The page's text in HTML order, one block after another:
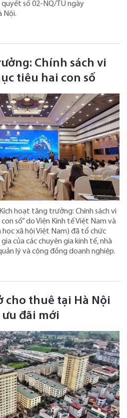
quyết số 02-NQ/TU ngày
Nội.
Chính sách vi
tiêu hai con số
hoạt tăng trưởng: Chính sách vi
số” do Viện Kinh tế Việt Nam và
học xã hội Việt Nam) đã tổ chức
của các chuyên gia kinh tế, nhà
lý và cộng đồng doanh nghiệp.
cho thuê tại Hà Nội
đãi mới